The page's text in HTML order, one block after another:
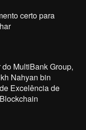
certo para
MultiBank Group,
Nahyan bin
Excelência de